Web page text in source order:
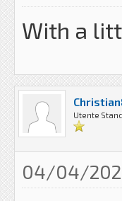
With a
Utente
04/04/